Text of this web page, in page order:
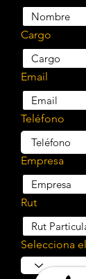
Cargo
Email
Teléfono
Empresa
Rut
Selecciona